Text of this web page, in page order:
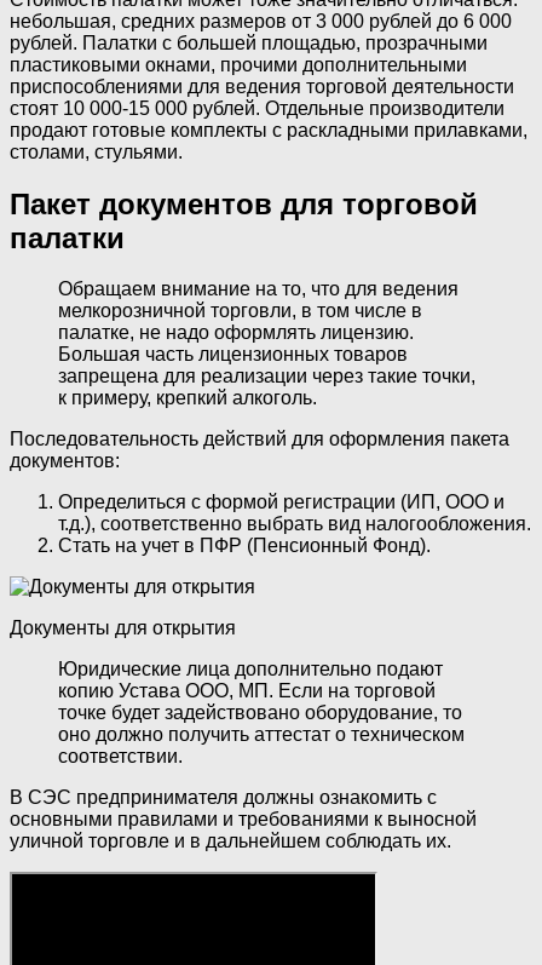
небольшая, средних размеров от 3 000 рублей до 6 000
рублей. Палатки с большей площадью, прозрачными
пластиковыми окнами, прочими дополнительными
приспособлениями для ведения торговой деятельности
стоят 10 000-15 000 рублей. Отдельные производители
продают готовые комплекты с раскладными прилавками,
столами, стульями.
Пакет документов для торговой
палатки
Обращаем внимание на то, что для ведения
мелкорозничной торговли, в том числе в
палатке, не надо оформлять лицензию.
Большая часть лицензионных товаров
запрещена для реализации через такие точки,
к примеру, крепкий алкоголь.
Последовательность действий для оформления пакета
документов:
Определиться с формой регистрации (ИП, ООО и
т.д.), соответственно выбрать вид налогообложения.
Стать на учет в ПФР (Пенсионный Фонд).
Документы для открытия
Юридические лица дополнительно подают
копию Устава ООО, МП. Если на торговой
точке будет задействовано оборудование, то
оно должно получить аттестат о техническом
соответствии.
В СЭС предпринимателя должны ознакомить с
основными правилами и требованиями к выносной
уличной торговле и в дальнейшем соблюдать их.